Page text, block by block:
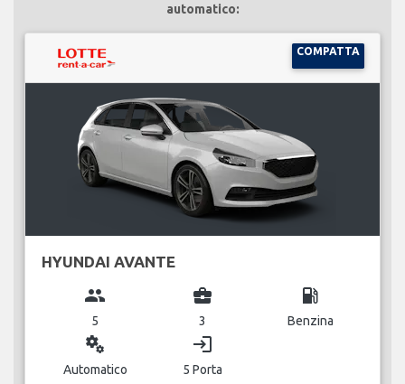
automatico:
COMPATTA
HYUNDAI AVANTE
group
5
business_center
3
local_gas_station
Benzina
miscellaneous_services
Automatico
login
5 Porta